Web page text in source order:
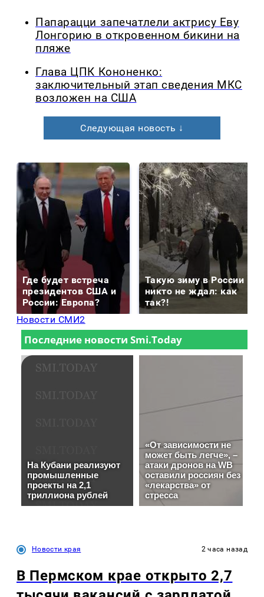
Папарацци запечатлели актрису Еву
Лонгорию в откровенном бикини на
пляже
Глава ЦПК Кононенко:
заключительный этап сведения МКС
возложен на США
Следующая новость ↓
Где будет встреча
президентов США и
России: Европа?
Такую зиму в России
никто не ждал: как
так?!
Новости СМИ2
Новости края 2 часа назад
В Пермском крае открыто 2,7